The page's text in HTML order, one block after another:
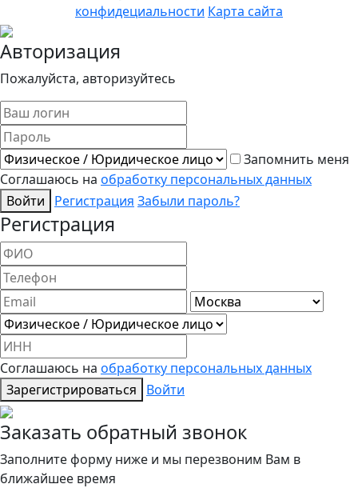
конфидециальности Карта сайта
Авторизация
Пожалуйста, авторизуйтесь
Запомнить меня
Соглашаюсь на обработку персональных данных
Войти
Регистрация Забыли пароль?
Регистрация
Соглашаюсь на обработку персональных данных
Зарегистрироваться
Войти
Заказать обратный звонок
Заполните форму ниже и мы перезвоним Вам в
ближайшее время